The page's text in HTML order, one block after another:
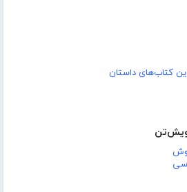
کتاب‌های داستان